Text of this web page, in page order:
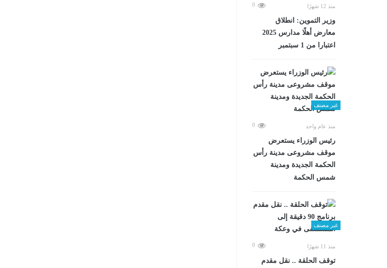
منذ 12 شهرًا 0
وزير التموين: انطلاق
معارض أهلًا مدارس 2025
اعتبارا من 1 سبتمبر
غير مصنف
منذ عام واحد 0
رئيس الوزراء يستعرض
موقف مشروعى مدينة رأس
الحكمة الجديدة ومدينة
شمس الحكمة
غير مصنف
منذ 11 شهرًا 0
توقف الحلقة .. نقل مقدم